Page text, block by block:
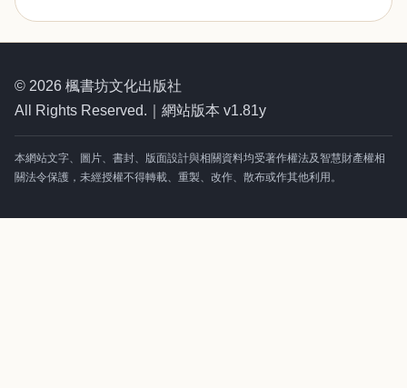
© 2026 楓書坊文化出版社
All Rights Reserved.｜網站版本 v1.81y
本網站文字、圖片、書封、版面設計與相關資料均受著作權法及智慧財產權相
關法令保護，未經授權不得轉載、重製、改作、散布或作其他利用。